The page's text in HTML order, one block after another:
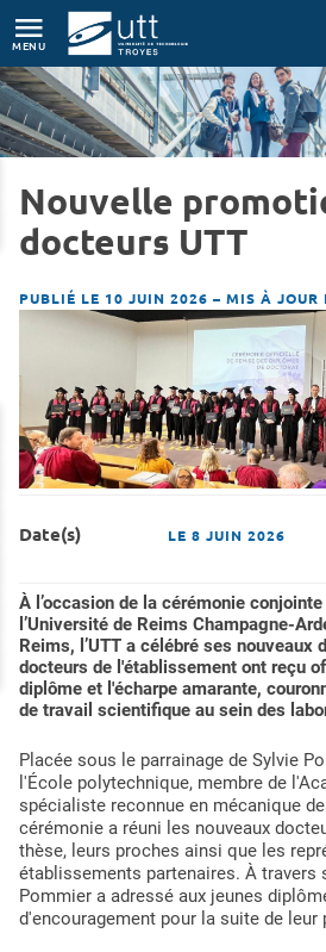
MENU
Accueil L'UTT Actualités
Nouvelle
docteurs UTT
PUBLIÉ LE 10 JUIN 2026 – MIS À JOUR
Date(s) LE 8 JUIN 2026
À l’occasion de la cérémonie
l’Université de Reims Champagne-
Reims, l’UTT a célébré ses nouveaux
docteurs de l'établissement ont reçu
diplôme et l'écharpe amarante,
de travail scientifique au sein des
Placée sous le parrainage de Sylvie
l'École polytechnique, membre de
spécialiste reconnue en mécanique
cérémonie a réuni les nouveaux
thèse, leurs proches ainsi que les
établissements partenaires. À travers
Pommier a adressé aux jeunes
d'encouragement pour la suite de leur